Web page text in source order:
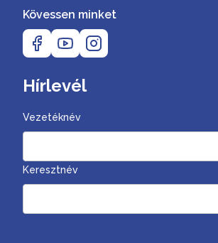
Kövessen minket
Hírlevél
Vezetéknév
Keresztnév